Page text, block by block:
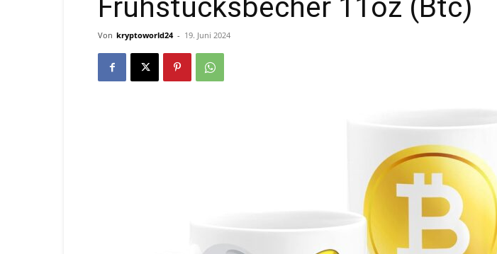
Frühstücksbecher 11oz (Btc)
Von kryptoworld24 - 19. Juni 2024